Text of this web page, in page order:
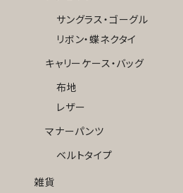
サングラス・ゴーグル
リボン・蝶ネクタイ
キャリーケース・バッグ
布地
レザー
マナーパンツ
ベルトタイプ
雑貨